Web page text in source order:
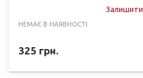
Залишити
НЕМАЄ В НАЯВНОСТІ
325 грн.